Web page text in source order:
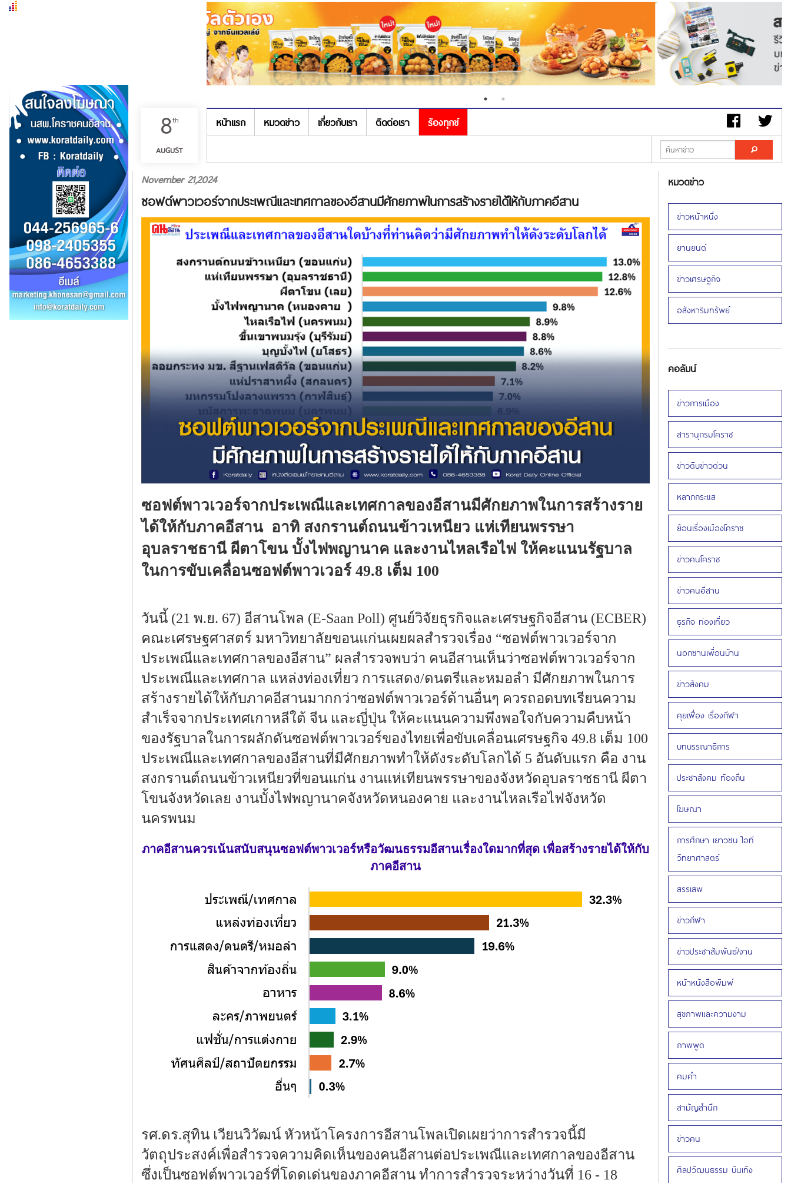
8th
AUGUST
เมนู
หน้าแรก หมวดข่าว เกี่ยวกับเรา ติดต่อเรา ร้องทุกข์
November 21,2024
ซอฟต์พาวเวอร์จากประเพณีและเทศกาลของอีสานมีศักยภาพในการสร้างรายได้ให้กับภาคอีสาน
ซอฟต์พาวเวอร์จากประเพณีและเทศกาลของอีสานมีศักยภาพในการสร้างราย
ได้ให้กับภาคอีสาน อาทิ สงกรานต์ถนนข้าวเหนียว แห่เทียนพรรษา
อุบลราชธานี ผีตาโขน บั้งไฟพญานาค และงานไหลเรือไฟ ให้คะแนนรัฐบาล
ในการขับเคลื่อนซอฟต์พาวเวอร์ 49.8 เต็ม 100
วันนี้ (21 พ.ย. 67) อีสานโพล (E-Saan Poll) ศูนย์วิจัยธุรกิจและเศรษฐกิจอีสาน (ECBER)
คณะเศรษฐศาสตร์ มหาวิทยาลัยขอนแก่นเผยผลสำรวจเรื่อง “ซอฟต์พาวเวอร์จาก
ประเพณีและเทศกาลของอีสาน” ผลสำรวจพบว่า คนอีสานเห็นว่าซอฟต์พาวเวอร์จาก
ประเพณีและเทศกาล แหล่งท่องเที่ยว การแสดง/ดนตรีและหมอลำ มีศักยภาพในการ
สร้างรายได้ให้กับภาคอีสานมากกว่าซอฟต์พาวเวอร์ด้านอื่นๆ ควรถอดบทเรียนความ
สำเร็จจากประเทศเกาหลีใต้ จีน และญี่ปุ่น ให้คะแนนความพึงพอใจกับความคืบหน้า
ของรัฐบาลในการผลักดันซอฟต์พาวเวอร์ของไทยเพื่อขับเคลื่อนเศรษฐกิจ 49.8 เต็ม 100
ประเพณีและเทศกาลของอีสานที่มีศักยภาพทำให้ดังระดับโลกได้ 5 อันดับแรก คือ งาน
สงกรานต์ถนนข้าวเหนียวที่ขอนแก่น งานแห่เทียนพรรษาของจังหวัดอุบลราชธานี ผีตา
โขนจังหวัดเลย งานบั้งไฟพญานาคจังหวัดหนองคาย และงานไหลเรือไฟจังหวัด
นครพนม
ภาคอีสานควรเน้นสนับสนุนซอฟต์พาวเวอร์หรือวัฒนธรรมอีสานเรื่องใดมากที่สุด เพื่อสร้างรายได้ให้กับ
ภาคอีสาน
รศ.ดร.สุทิน เวียนวิวัฒน์ หัวหน้าโครงการอีสานโพลเปิดเผยว่าการสำรวจนี้มี
วัตถุประสงค์เพื่อสำรวจความคิดเห็นของคนอีสานต่อประเพณีและเทศกาลของอีสาน
ซึ่งเป็นซอฟต์พาวเวอร์ที่โดดเด่นของภาคอีสาน ทำการสำรวจระหว่างวันที่ 16 - 18
หมวดข่าว
ข่าวหน้าหนึ่ง
ยานยนต์
ข่าวเศรษฐกิจ
อสังหาริมทรัพย์
คอลัมน์
ข่าวการเมือง
สารานุกรมโคราช
ข่าวดิบข่าวด่วน
หลากกระแส
ย้อนเรื่องเมืองโคราช
ข่าวคนโคราช
ข่าวคนอีสาน
ธุรกิจ ท่องเที่ยว
นอกชานเพื่อนบ้าน
ข่าวสังคม
คุยเฟื่อง เรื่องกีฬา
บทบรรณาธิการ
ประชาสังคม ท้องถิ่น
โฆษณา
การศึกษา เยาวชน ไอที
วิทยาศาสตร์
สรรเสพ
ข่าวกีฬา
ข่าวประชาสัมพันธ์/งาน
หน้าหนังสือพิมพ์
สุขภาพและความงาม
ภาพพูด
คมคำ
สามัญสำนึก
ข่าวคน
ศิลปวัฒนธรรม บันเทิง